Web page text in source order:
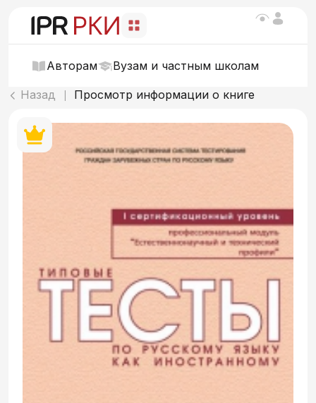
Авторам Вузам и частным школам
Назад Просмотр информации о книге